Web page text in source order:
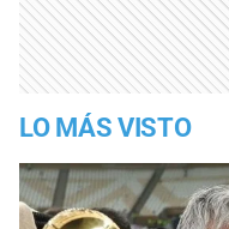
LO MÁS VISTO